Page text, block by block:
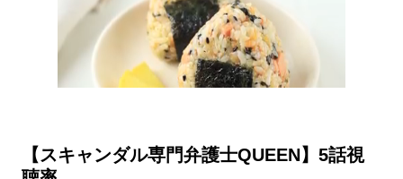
【スキャンダル専門弁護士QUEEN】5話視